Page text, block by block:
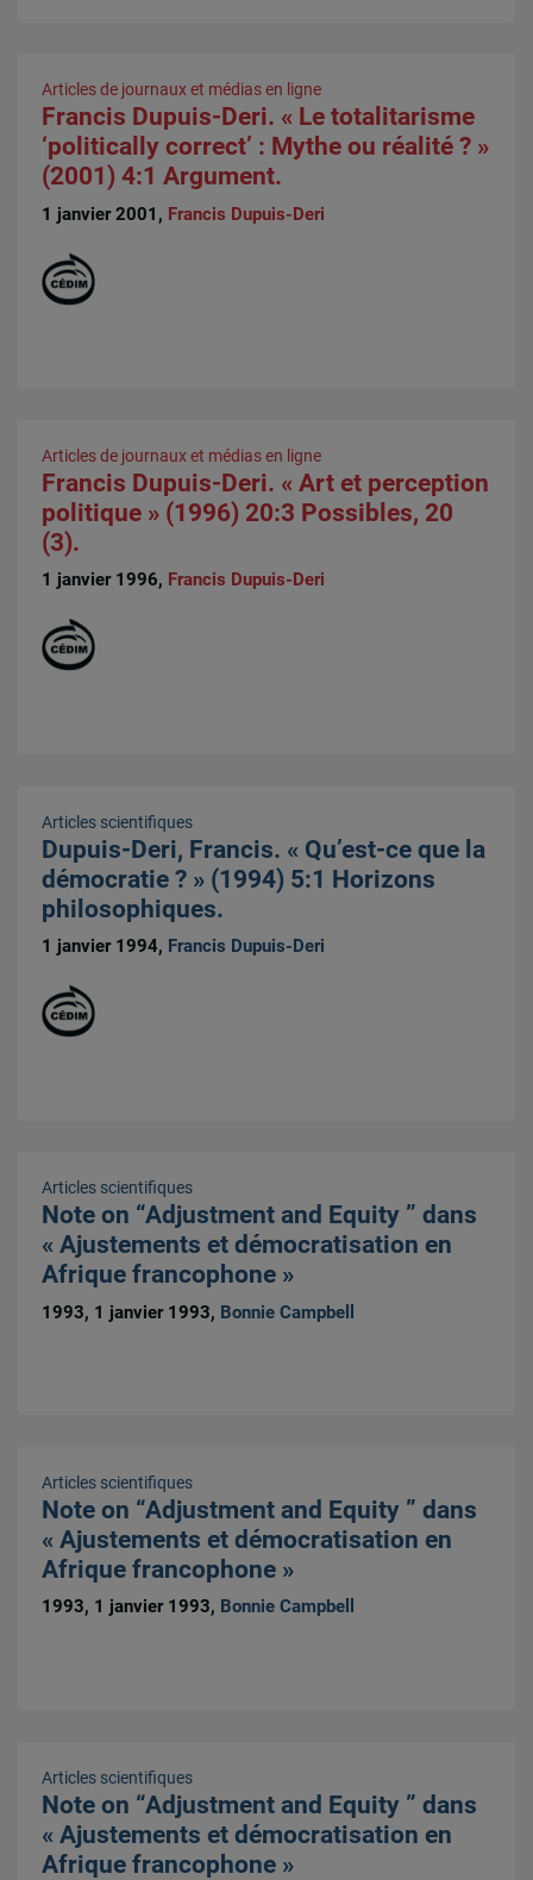
Articles de journaux et médias en ligne
Francis Dupuis-Deri. « Le totalitarisme
‘politically correct’ : Mythe ou réalité ? »
(2001) 4:1 Argument.
1 janvier 2001, Francis Dupuis-Deri
Articles de journaux et médias en ligne
Francis Dupuis-Deri. « Art et perception
politique » (1996) 20:3 Possibles, 20
(3).
1 janvier 1996, Francis Dupuis-Deri
Articles scientifiques
Dupuis-Deri, Francis. « Qu’est-ce que la
démocratie ? » (1994) 5:1 Horizons
philosophiques.
1 janvier 1994, Francis Dupuis-Deri
Articles scientifiques
Note on “Adjustment and Equity ” dans
« Ajustements et démocratisation en
Afrique francophone »
1993, 1 janvier 1993, Bonnie Campbell
Articles scientifiques
Note on “Adjustment and Equity ” dans
« Ajustements et démocratisation en
Afrique francophone »
1993, 1 janvier 1993, Bonnie Campbell
Articles scientifiques
Note on “Adjustment and Equity ” dans
« Ajustements et démocratisation en
Afrique francophone »